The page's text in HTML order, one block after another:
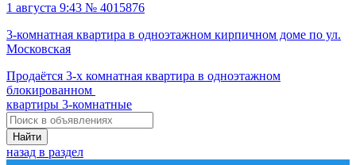
1 августа 9:43 № 4015876
3-комнатная квартира в одноэтажном кирпичном доме по ул.
Московская
Продаётся 3-х комнатная квартира в одноэтажном
блокированном
квартиры 3-комнатные
Найти
назад в раздел